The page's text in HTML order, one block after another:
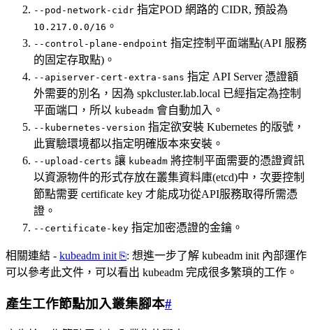
--pod-network-cidr 指定POD 網路的 CIDR, 預設為
10.217.0.0/16 。
--control-plane-endpoint 指定控制平面端點(API 服務
的固定存取點)。
--apiserver-cert-extra-sans 指定 API Server 憑證額
外需要的別名，因為 spkcluster.lab.local 已經指定為控制
平面端口，所以 kubeadm 會自動加入。
--kubernetes-version 指定欲安裝 Kubernetes 的版號，
此實驗環境都以指定明確版本來安裝。
--upload-certs 讓 kubeadm 將控制平面需要的憑證資訊
以資源物件的形式存放在叢集資料庫(etcd)中，次要控制
節點需要 certificate key 才能成功從API服務取得所需憑
證。
--certificate-key 指定加密憑證的金鑰。
相關連結 - kubeadm init ⎘: 想進一步了解 kubeadm init 內部運作
可以參考此文件，可以看出 kubeadm 完成很多繁瑣的工作。
產生工作節點加入叢集腳本#